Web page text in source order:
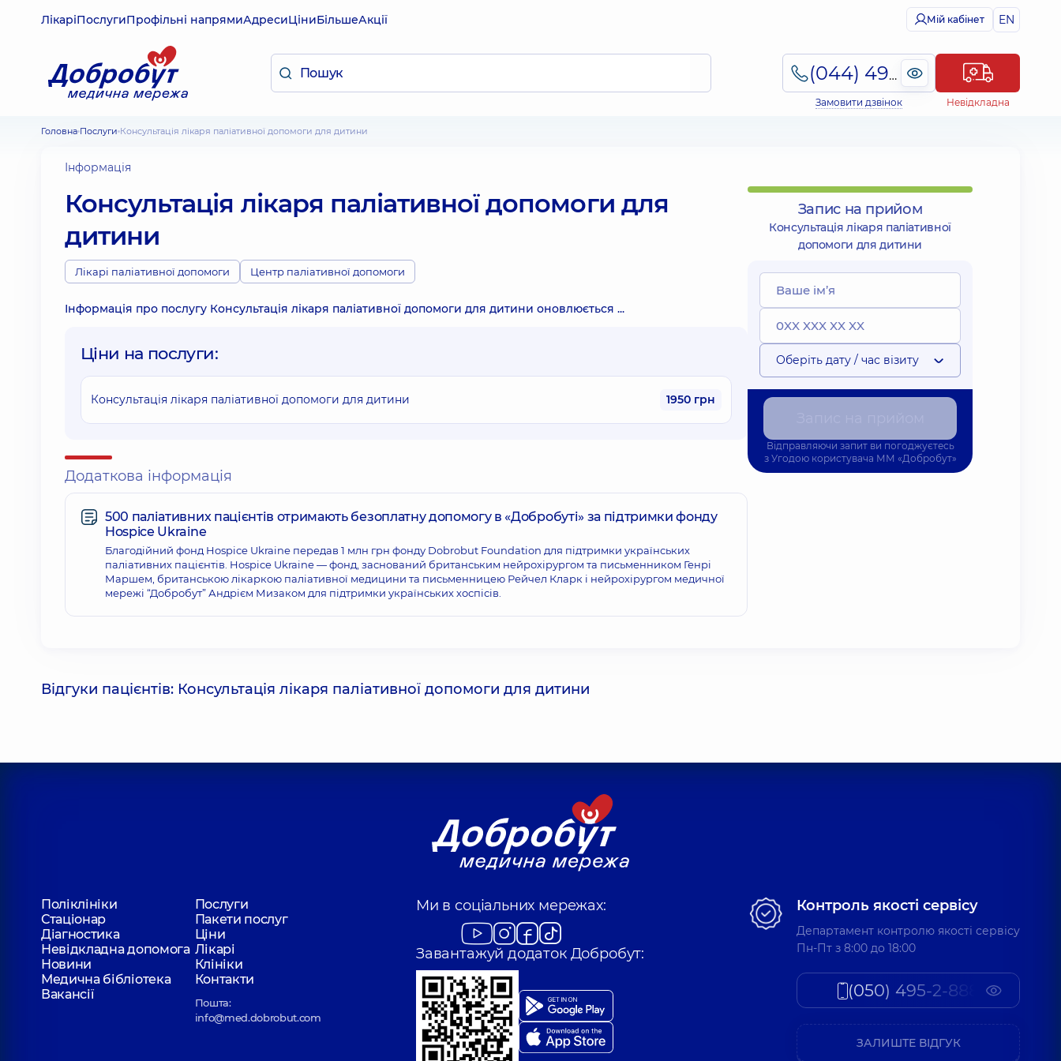
ЛікаріПослугиПрофільні напрямиАдресиЦіниБільшеАкції Мій кабінет EN
(044) 495-2-888
Замовити дзвінок Невідкладна
Головна Послуги Консультація лікаря паліативної допомоги для дитини
Інформація
Консультація лікаря паліативної допомоги для
дитини
Лікарі паліативної допомоги Центр паліативної допомоги
Інформація про послугу Консультація лікаря паліативної допомоги для дитини оновлюється ...
Ціни на послуги:
Консультація лікаря паліативної допомоги для дитини 1950 грн
Додаткова інформація
500 паліативних пацієнтів отримають безоплатну допомогу в «Добробуті» за підтримки фонду
Hospice Ukraine
Благодійний фонд Hospice Ukraine передав 1 млн грн фонду Dobrobut Foundation для підтримки українських
паліативних пацієнтів. Hospice Ukraine — фонд, заснований британським нейрохірургом та письменником Генрі
Маршем, британською лікаркою паліативної медицини та письменницею Рейчел Кларк і нейрохірургом медичної
мережі “Добробут” Андрієм Мизаком для підтримки українських хоспісів.
Запис на прийом
Консультація лікаря паліативної
допомоги для дитини
Оберіть дату / час візиту
Відправляючи запит ви погоджуєтесь
з Угодою користувача ММ «Добробут»
Відгуки пацієнтів: Консультація лікаря паліативної допомоги для дитини
Поліклініки
Послуги
Стаціонар
Пакети послуг
Діагностика
Ціни
Невідкладна допомога Лікарі
Новини
Клініки
Медична бібліотека
Контакти
Вакансії
Пошта:
info@med.dobrobut.com
Ми в соціальних мережах:
Завантажуй додаток Добробут:
Контроль якості сервісу
Департамент контролю якості сервісу
Пн-Пт з 8:00 до 18:00
(050) 495-2-888
ЗАЛИШТЕ ВІДГУК